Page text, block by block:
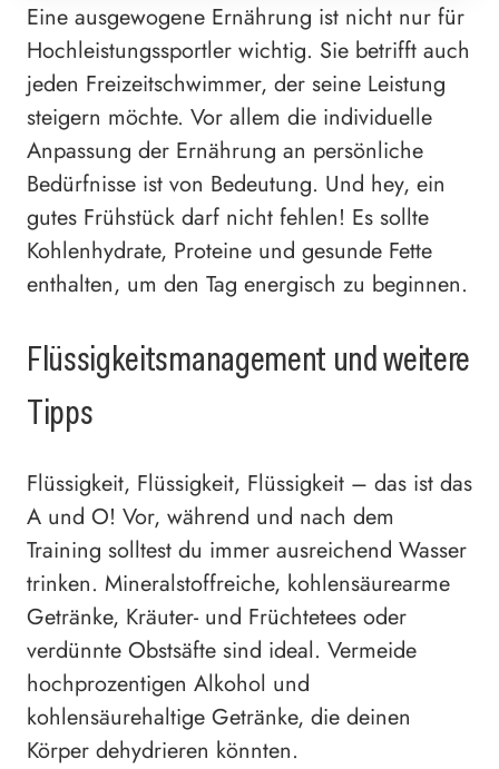
Eine ausgewogene Ernährung ist nicht nur für
Hochleistungssportler wichtig. Sie betrifft auch
jeden Freizeitschwimmer, der seine Leistung
steigern möchte. Vor allem die individuelle
Anpassung der Ernährung an persönliche
Bedürfnisse ist von Bedeutung. Und hey, ein
gutes Frühstück darf nicht fehlen! Es sollte
Kohlenhydrate, Proteine und gesunde Fette
enthalten, um den Tag energisch zu beginnen.
Flüssigkeitsmanagement und weitere
Tipps
Flüssigkeit, Flüssigkeit, Flüssigkeit – das ist das
A und O! Vor, während und nach dem
Training solltest du immer ausreichend Wasser
trinken. Mineralstoffreiche, kohlensäurearme
Getränke, Kräuter- und Früchtetees oder
verdünnte Obstsäfte sind ideal. Vermeide
hochprozentigen Alkohol und
kohlensäurehaltige Getränke, die deinen
Körper dehydrieren könnten.